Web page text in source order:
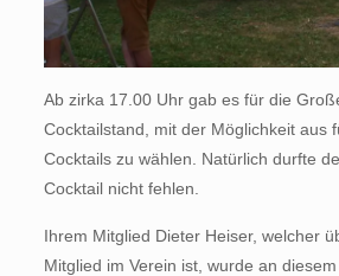
Ab zirka 17.00 Uhr gab es für die
Cocktailstand, mit der Möglichkeit aus
Cocktails zu wählen. Natürlich durfte
Cocktail nicht fehlen.
Ihrem Mitglied Dieter Heiser, welcher
Mitglied im Verein ist, wurde an